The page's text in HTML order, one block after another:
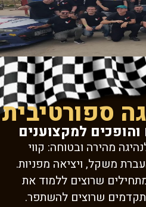
ספורטיבית
למקצוענים
מהירה ובטוחה: קווי
משקל, ויציאה מפניות.
שרוצים ללמוד את
שרוצים להשתפר.